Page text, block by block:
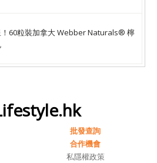
60粒裝加拿大 Webber Naturals® 檸
批發查詢
合作機會
私隱權政策